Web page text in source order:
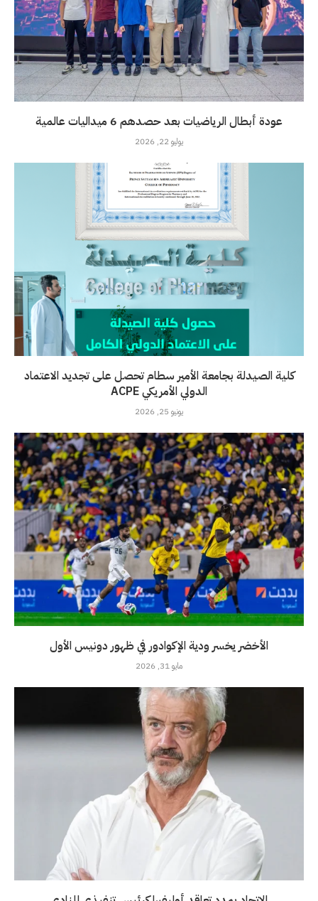
عودة أبطال الرياضيات بعد حصدهم 6 ميداليات عالمية
يوليو 22, 2026
كلية الصيدلة بجامعة الأمير سطام تحصل على تجديد الاعتماد
الدولي الأمريكي ACPE
يونيو 25, 2026
الأخضر يخسر ودية الإكوادور في ظهور دونيس الأول
مايو 31, 2026